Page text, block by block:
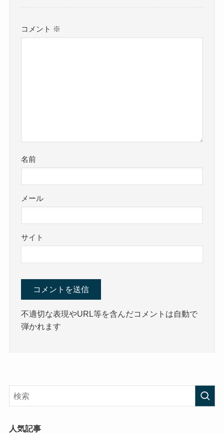
コメント ※
名前
メール
サイト
不適切な表現やURL等を含んだコメントは自動で
弾かれます
人気記事